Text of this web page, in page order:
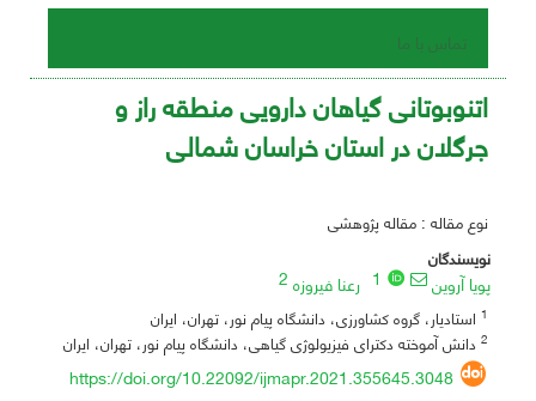
تماس با ما
اتنوبوتانی گیاهان دارویی منطقه راز و
جرگلان در استان خراسان شمالی
نوع مقاله : مقاله پژوهشی
نویسندگان
پویا آروین 1 رعنا فیروزه 2
1 استادیار، گروه کشاورزی، دانشگاه پیام نور، تهران، ایران
2 دانش آموخته دکترای فیزیولوژی گیاهی، دانشگاه پیام نور، تهران، ایران
https://doi.org/10.22092/ijmapr.2021.355645.3048